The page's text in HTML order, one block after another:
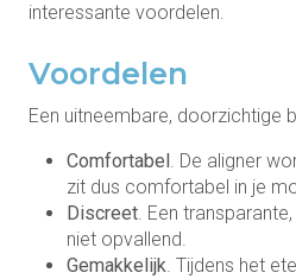
interessante voordelen.
Voordelen
Een uitneembare, doorzichtige
Comfortabel . De aligner
zit dus comfortabel in je
Discreet. Een
niet opvallend.
Gemakkelijk. Tijdens het